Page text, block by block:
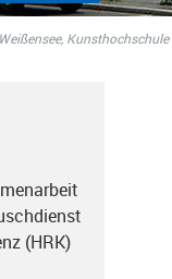
Weißensee, Kunsthochschule
(HRK)